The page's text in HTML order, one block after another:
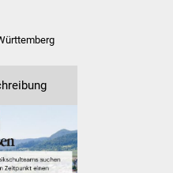
Ukraine-Hilfe